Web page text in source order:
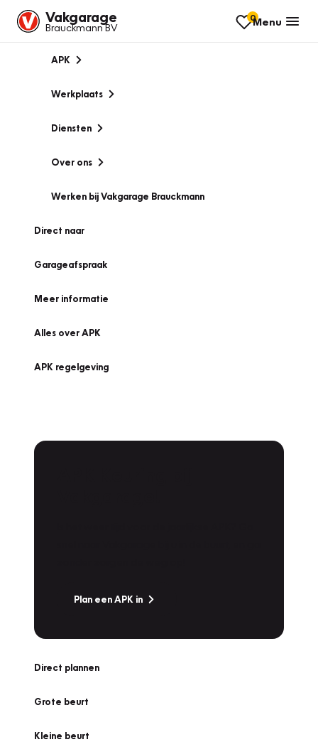
Vakgarage
Brauckmann BV
0Menu
APK
Werkplaats
Diensten
Over ons
Werken bij Vakgarage Brauckmann
Direct naar
Garageafspraak
Meer informatie
Alles over APK
APK regelgeving
Plan een APK in
Direct plannen
Grote beurt
Kleine beurt